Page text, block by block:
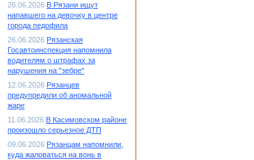
26.06.2026 В Рязани ищут
напавшего на девочку в центре
города педофила
26.06.2026 Рязанская
Госавтоинспекция напомнила
водителям о штрафах за
нарушения на "зебре"
12.06.2026 Рязанцев
предупредили об аномальной
жаре
11.06.2026 В Касимовском районе
произошло серьезное ДТП
09.06.2026 Рязанцам напомнили,
куда жаловаться на вонь в